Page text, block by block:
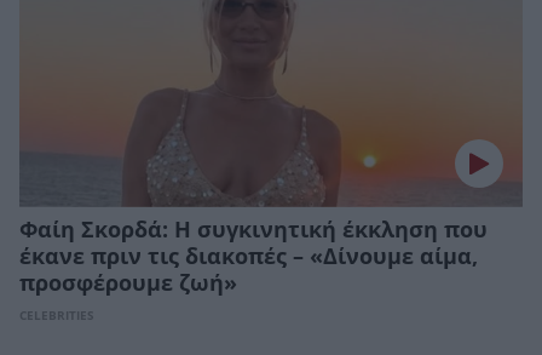
Φαίη Σκορδά: H συγκινητική έκκληση που
έκανε πριν τις διακοπές – «Δίνουμε αίμα,
προσφέρουμε ζωή»
CELEBRITIES